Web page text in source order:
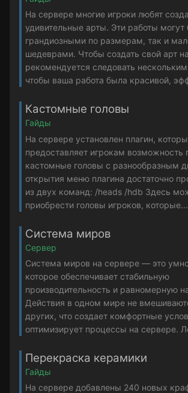
На сервере многие игроки любят
удивительные арты. Эти работы могут
грандиозными по размерам, так и
шедеврами. Чтобы создать свой арт
рекомендуется следовать
чтобы ваша работа была красивой,
Кастомные головы
Гайды
На сервере установлен плагин,
предоставляет игрокам возможность
кастомные головы с разнообразным
открытия меню плагина достаточно
из двух команд: /heads /hdb Здесь
приобрести головы игроков, которые...
Система миров
Сервер
Система миров на сервере — это
которое обеспечивает стабильную
производительность и равномерную
Действия в одном мире не
других, что создает комфортные
оптимизирует процессы на сервере.
Перекраска керамики
Гайды
На сервере добавлены 240 новых